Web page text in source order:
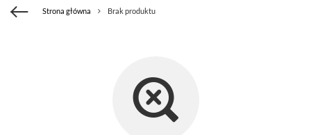
Strona główna Brak produktu